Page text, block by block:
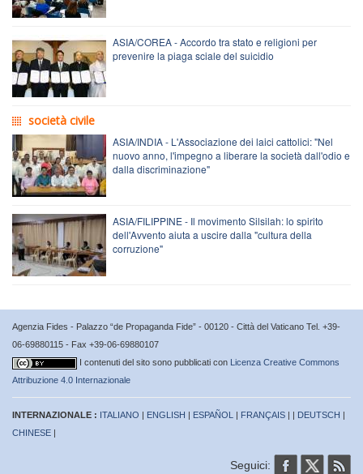
ASIA/COREA - Accordo tra stato e religioni per
prevenire la piaga sciale del suicidio
società civile
ASIA/INDIA - L'Associazione dei laici cattolici: "Nel
nuovo anno, l'impegno a liberare la società dall'odio e
dalla discriminazione"
ASIA/FILIPPINE - Il movimento Silsilah: lo spirito
dell'Avvento aiuta a uscire dalla "cultura della
corruzione"
Agenzia Fides - Palazzo “de Propaganda Fide” - 00120 - Città del Vaticano Tel. +39-
06-69880115 - Fax +39-06-69880107
I contenuti del sito sono pubblicati con Licenza Creative Commons
Attribuzione 4.0 Internazionale
INTERNAZIONALE : ITALIANO | ENGLISH | ESPAÑOL | FRANÇAIS | | DEUTSCH |
CHINESE |
Seguici: